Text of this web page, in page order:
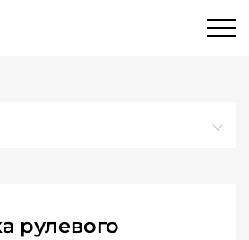
рулевого